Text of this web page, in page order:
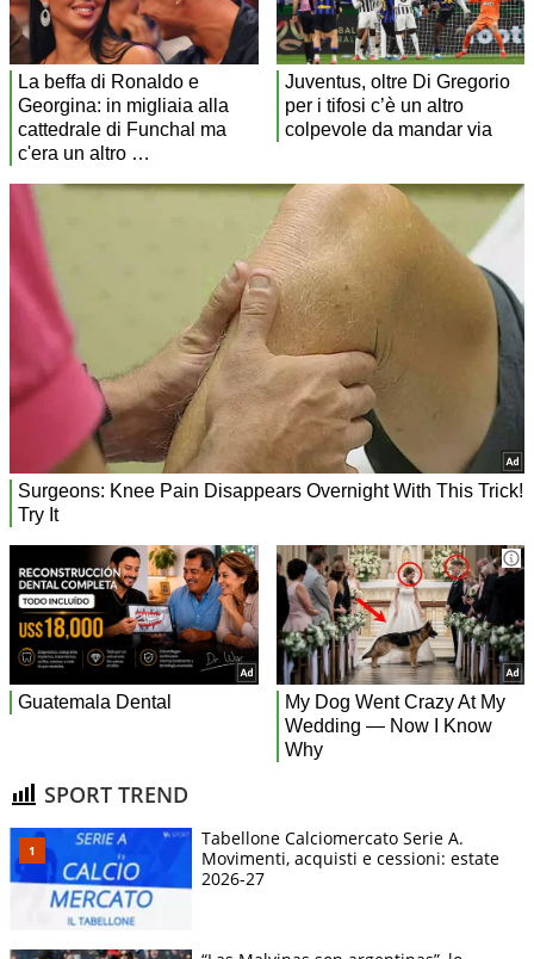
SPORT TREND
Tabellone Calciomercato Serie A.
Movimenti, acquisti e cessioni: estate
2026-27